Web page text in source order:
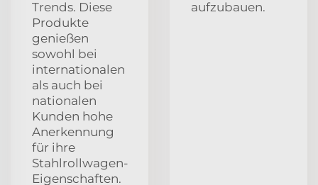
Trends. Diese
Produkte
genießen
sowohl bei
internationalen
als auch bei
nationalen
Kunden hohe
Anerkennung
für ihre
Stahlrollwagen-
Eigenschaften.
aufzubauen.